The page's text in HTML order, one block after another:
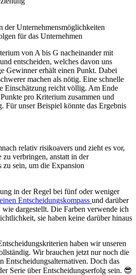
der Unternehmensmöglichkeiten
für das Unternehmen
von A bis G nacheinander mit
entscheiden, welches davon uns
Gewinner erhält einen Punkt. Dabei
machen als nötig. Eine schnelle
Einschätzung reicht völlig. Am Ende
pro Kriterium zusammen und
Für unser Beispiel könnte das Ergebnis
relativ risikoavers und zieht es vor,
verbringen, anstatt in der
zu sein, um die Expansion
in der Regel bei fünf oder weniger
Entscheidungskompass und darüber
dargestellt. Die Farben verwende ich
sie haben keine darüber hinaus
haben wir unseren
Wir brauchen jetzt nur noch die
Entscheidungsalternativen. Doch das
Serie über Entscheidungserfolg sein. 😎